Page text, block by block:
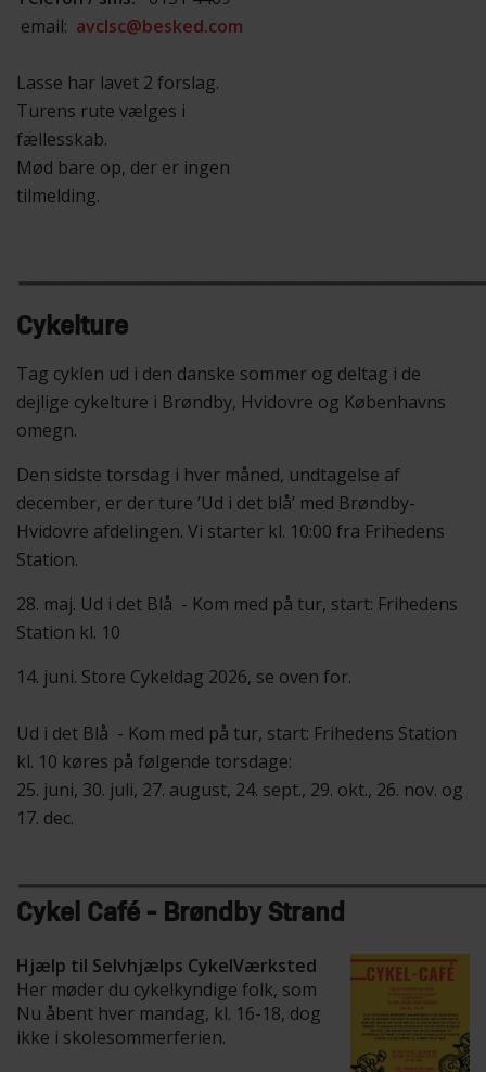
email: avclsc@besked.com
Lasse har lavet 2 forslag.
Turens rute vælges i
fællesskab.
Mød bare op, der er ingen
tilmelding.
Cykelture
Tag cyklen ud i den danske sommer og deltag i de
dejlige cykelture i Brøndby, Hvidovre og Københavns
omegn.
Den sidste torsdag i hver måned, undtagelse af
december, er der ture ’Ud i det blå’ med Brøndby-
Hvidovre afdelingen. Vi starter kl. 10:00 fra Frihedens
Station.
28. maj. Ud i det Blå - Kom med på tur, start: Frihedens
Station kl. 10
14. juni. Store Cykeldag 2026, se oven for.
Ud i det Blå - Kom med på tur, start: Frihedens Station
kl. 10 køres på følgende torsdage:
25. juni, 30. juli, 27. august, 24. sept., 29. okt., 26. nov. og
17. dec.
Cykel Café - Brøndby Strand
Hjælp til Selvhjælps CykelVærksted
Her møder du cykelkyndige folk, som
Nu åbent hver mandag, kl. 16-18, dog
ikke i skolesommerferien.